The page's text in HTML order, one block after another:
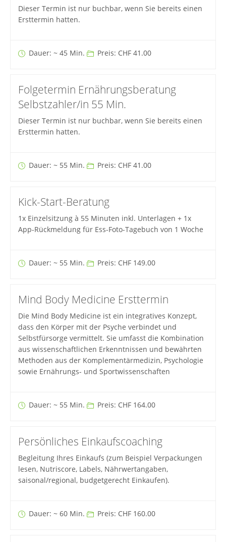
Dieser Termin ist nur buchbar, wenn Sie bereits einen
Ersttermin hatten.
Dauer: ~ 45 Min. Preis: CHF 41.00
Folgetermin Ernährungsberatung
Selbstzahler/in 55 Min.
Dieser Termin ist nur buchbar, wenn Sie bereits einen
Ersttermin hatten.
Dauer: ~ 55 Min. Preis: CHF 41.00
Kick-Start-Beratung
1x Einzelsitzung à 55 Minuten inkl. Unterlagen + 1x
App-Rückmeldung für Ess-Foto-Tagebuch von 1 Woche
Dauer: ~ 55 Min. Preis: CHF 149.00
Mind Body Medicine Ersttermin
Die Mind Body Medicine ist ein integratives Konzept,
dass den Körper mit der Psyche verbindet und
Selbstfürsorge vermittelt. Sie umfasst die Kombination
aus wissenschaftlichen Erkenntnissen und bewährten
Methoden aus der Komplementärmedizin, Psychologie
sowie Ernährungs- und Sportwissenschaften
Dauer: ~ 55 Min. Preis: CHF 164.00
Persönliches Einkaufscoaching
Begleitung Ihres Einkaufs (zum Beispiel Verpackungen
lesen, Nutriscore, Labels, Nährwertangaben,
saisonal/regional, budgetgerecht Einkaufen).
Dauer: ~ 60 Min. Preis: CHF 160.00